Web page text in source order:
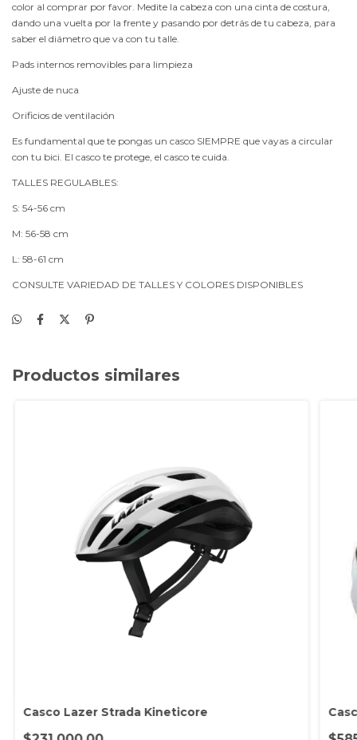
color al comprar por favor. Medite la cabeza con una cinta de costura,
dando una vuelta por la frente y pasando por detrás de tu cabeza, para
saber el diámetro que va con tu talle.
Pads internos removibles para limpieza
Ajuste de nuca
Orificios de ventilación
Es fundamental que te pongas un casco SIEMPRE que vayas a circular
con tu bici. El casco te protege, el casco te cuida.
TALLES REGULABLES:
S: 54-56 cm
M: 56-58 cm
L: 58-61 cm
CONSULTE VARIEDAD DE TALLES Y COLORES DISPONIBLES
Productos similares
Casco Lazer Strada Kineticore